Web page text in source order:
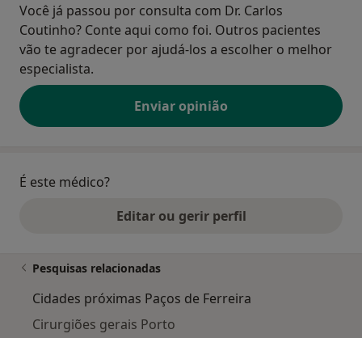
Você já passou por consulta com Dr. Carlos
Coutinho? Conte aqui como foi. Outros pacientes
vão te agradecer por ajudá-los a escolher o melhor
especialista.
Enviar opinião
É este médico?
Editar ou gerir perfil
Pesquisas relacionadas
Cidades próximas Paços de Ferreira
Cirurgiões gerais Porto